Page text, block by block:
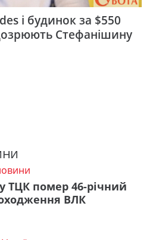
і будинок за $550
Стефанішину
ТЦК помер 46-річний
ВЛК